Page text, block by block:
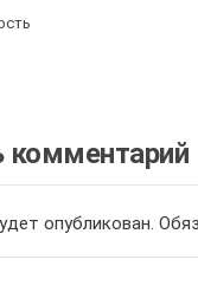
комментарий
опубликован.